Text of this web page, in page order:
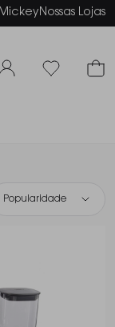
Nossas Lojas
Popularidade